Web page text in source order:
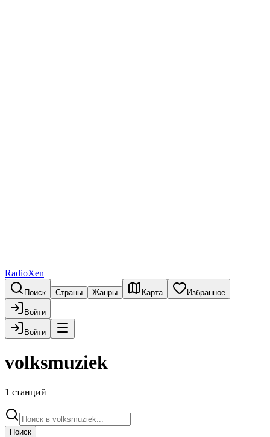
RadioXen
Поиск Страны Жанры Карта Избранное
Войти
Войти
volksmuziek
1 станций
Поиск